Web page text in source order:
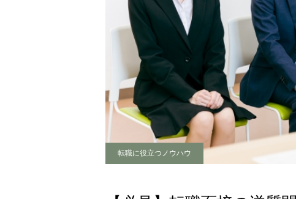
転職に役立つノウハウ